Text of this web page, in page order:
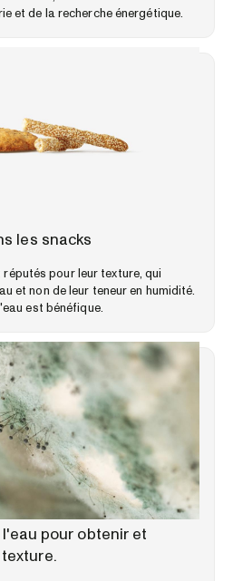
et de la recherche énergétique.
les snacks
pour leur texture, qui
et non de leur teneur en humidité.
est bénéfique.
pour obtenir et